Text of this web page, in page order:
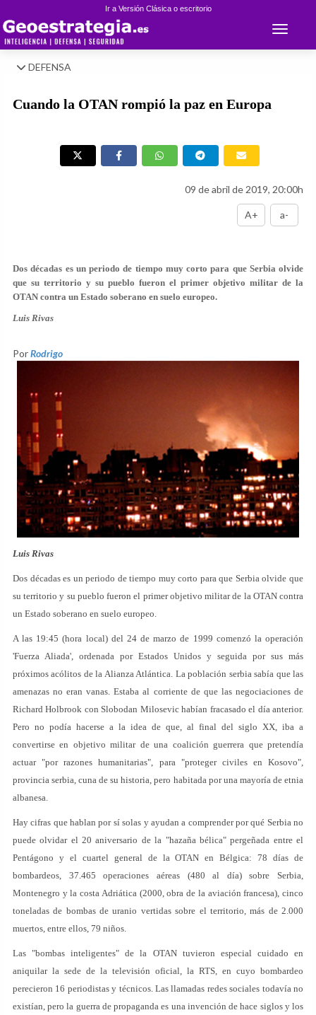
Ir a Versión Clásica o escritorio
Toggle
DEFENSA
Cuando la OTAN rompió la paz en Europa
09 de abril de 2019, 20:00h
A+ a-
Dos décadas es un periodo de tiempo muy corto para que Serbia olvide
que su territorio y su pueblo fueron el primer objetivo militar de la
OTAN contra un Estado soberano en suelo europeo.
Luis Rivas
PorRodrigo
Luis Rivas
Dos décadas es un periodo de tiempo muy corto para que Serbia olvide que
su territorio y su pueblo fueron el primer objetivo militar de la OTAN contra
un Estado soberano en suelo europeo.
A las 19:45 (hora local) del 24 de marzo de 1999 comenzó la operación
'Fuerza Aliada', ordenada por Estados Unidos y seguida por sus más
próximos acólitos de la Alianza Atlántica. La población serbia sabía que las
amenazas no eran vanas. Estaba al corriente de que las negociaciones de
Richard Holbrook con Slobodan Milosevic habían fracasado el día anterior.
Pero no podía hacerse a la idea de que, al final del siglo XX, iba a
convertirse en objetivo militar de una coalición guerrera que pretendía
actuar "por razones humanitarias", para "proteger civiles en Kosovo",
provincia serbia, cuna de su historia, pero habitada por una mayoría de etnia
albanesa.
Hay cifras que hablan por sí solas y ayudan a comprender por qué Serbia no
puede olvidar el 20 aniversario de la "hazaña bélica" pergeñada entre el
Pentágono y el cuartel general de la OTAN en Bélgica: 78 días de
bombardeos, 37.465 operaciones aéreas (480 al día) sobre Serbia,
Montenegro y la costa Adriática (2000, obra de la aviación francesa), cinco
toneladas de bombas de uranio vertidas sobre el territorio, más de 2.000
muertos, entre ellos, 79 niños.
Las "bombas inteligentes" de la OTAN tuvieron especial cuidado en
aniquilar la sede de la televisión oficial, la RTS, en cuyo bombardeo
perecieron 16 periodistas y técnicos. Las llamadas redes sociales todavía no
existían, pero la guerra de propaganda es una invención de hace siglos y los